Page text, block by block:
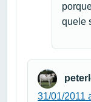
quele
31/01/2011